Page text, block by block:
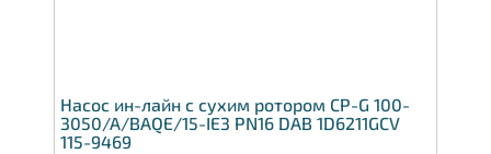
Насос ин-лайн с сухим ротором CP-G 100-
3050/A/BAQE/15-IE3 PN16 DAB 1D6211GCV
115-9469